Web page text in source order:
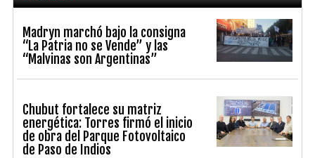
Madryn marchó bajo la consigna
“La Patria no se Vende” y las
“Malvinas son Argentinas”
Chubut fortalece su matriz
energética: Torres firmó el inicio
de obra del Parque Fotovoltaico
de Paso de Indios